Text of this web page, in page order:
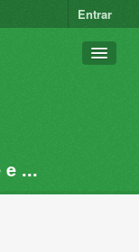
Entrar
...